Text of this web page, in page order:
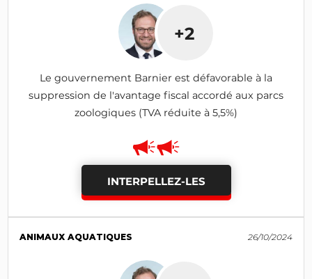
+2
Le gouvernement Barnier est défavorable à la
suppression de l'avantage fiscal accordé aux parcs
zoologiques (TVA réduite à 5,5%)
INTERPELLEZ-LES
ANIMAUX AQUATIQUES 26/10/2024